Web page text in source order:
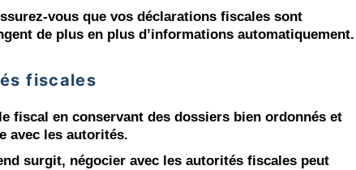
vous que vos déclarations fiscales sont
de plus en plus d’informations automatiquement.
fiscales
fiscal en conservant des dossiers bien ordonnés et
avec les autorités.
surgit, négocier avec les autorités fiscales peut